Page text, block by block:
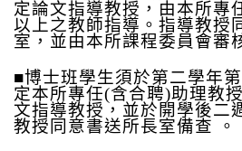
定論文指導教授，由本所專
以上之教師指導。指導教授
室，並由本所課程委員會審
■博士班學生須於第二學年
定本所專任(含合聘)助理教
文指導教授，並於開學後二
教授同意書送所長室備查 。